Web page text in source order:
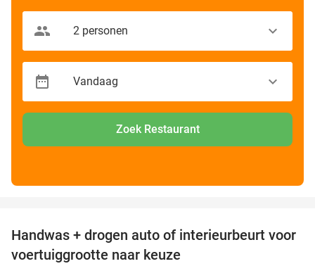
Zoek Restaurant
53%
Handwas + drogen auto of interieurbeurt voor
voertuiggrootte naar keuze